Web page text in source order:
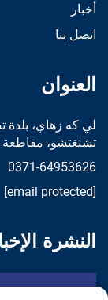
أخبار
اتصل بنا
العنوان
لي كه زهاي، بلدة
تشنغتشو، مقاطعة
0371-64953626
[email protected]
النشرة